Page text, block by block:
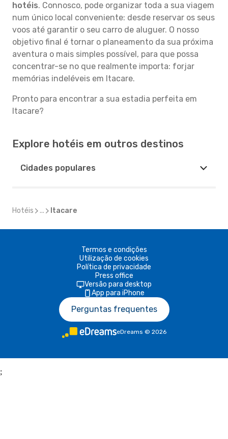
hotéis. Connosco, pode organizar toda a sua viagem
num único local conveniente: desde reservar os seus
voos até garantir o seu carro de aluguer. O nosso
objetivo final é tornar o planeamento da sua próxima
aventura o mais simples possível, para que possa
concentrar-se no que realmente importa: forjar
memórias indeléveis em Itacare.
Pronto para encontrar a sua estadia perfeita em
Itacare?
Explore hotéis em outros destinos
Cidades populares
Hotéis ... Itacare
Termos e condições
Utilização de cookies
Política de privacidade
Press office
Versão para desktop
App para iPhone
Perguntas frequentes
eDreams © 2026
;